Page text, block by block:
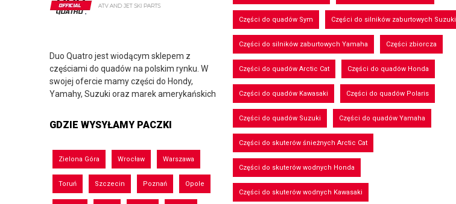
Duo Quatro jest wiodącym sklepem z
częściami do quadów na polskim rynku. W
swojej ofercie mamy części do Hondy,
Yamahy, Suzuki oraz marek amerykańskich
GDZIE WYSYŁAMY PACZKI
Zielona Góra Wrocław Warszawa
Toruń Szczecin Poznań Opole
Części do quadów Sym Części do silników zaburtowych Suzuki
Części do silników zaburtowych Yamaha Części zbiorcza
Części do quadów Arctic Cat Części do quadów Honda
Części do quadów Kawasaki Części do quadów Polaris
Części do quadów Suzuki Części do quadów Yamaha
Części do skuterów śnieżnych Arctic Cat
Części do skuterów wodnych Honda
Części do skuterów wodnych Kawasaki